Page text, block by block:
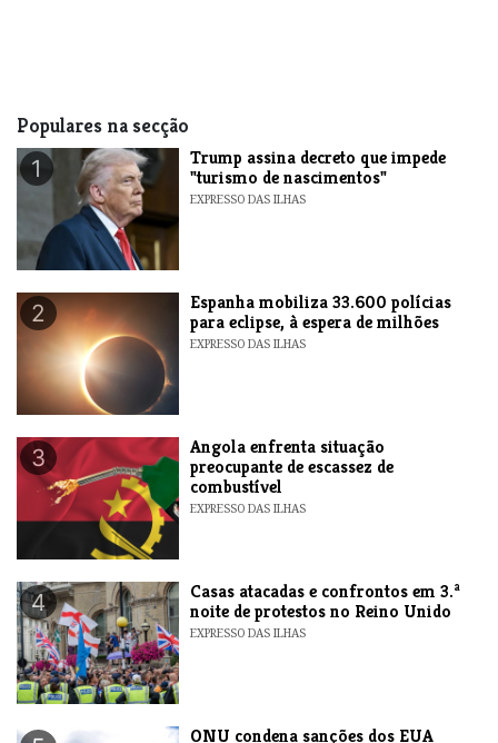
Populares na secção
1
Trump assina decreto que impede
"turismo de nascimentos"
EXPRESSO DAS ILHAS
2
Espanha mobiliza 33.600 polícias
para eclipse, à espera de milhões
EXPRESSO DAS ILHAS
3
Angola enfrenta situação
preocupante de escassez de
combustível
EXPRESSO DAS ILHAS
4
Casas atacadas e confrontos em 3.ª
noite de protestos no Reino Unido
EXPRESSO DAS ILHAS
ONU condena sanções dos EUA